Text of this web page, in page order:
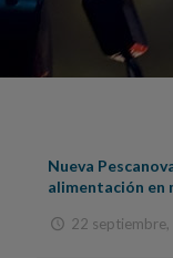
Nueva
alimentación en
22 septiembre,